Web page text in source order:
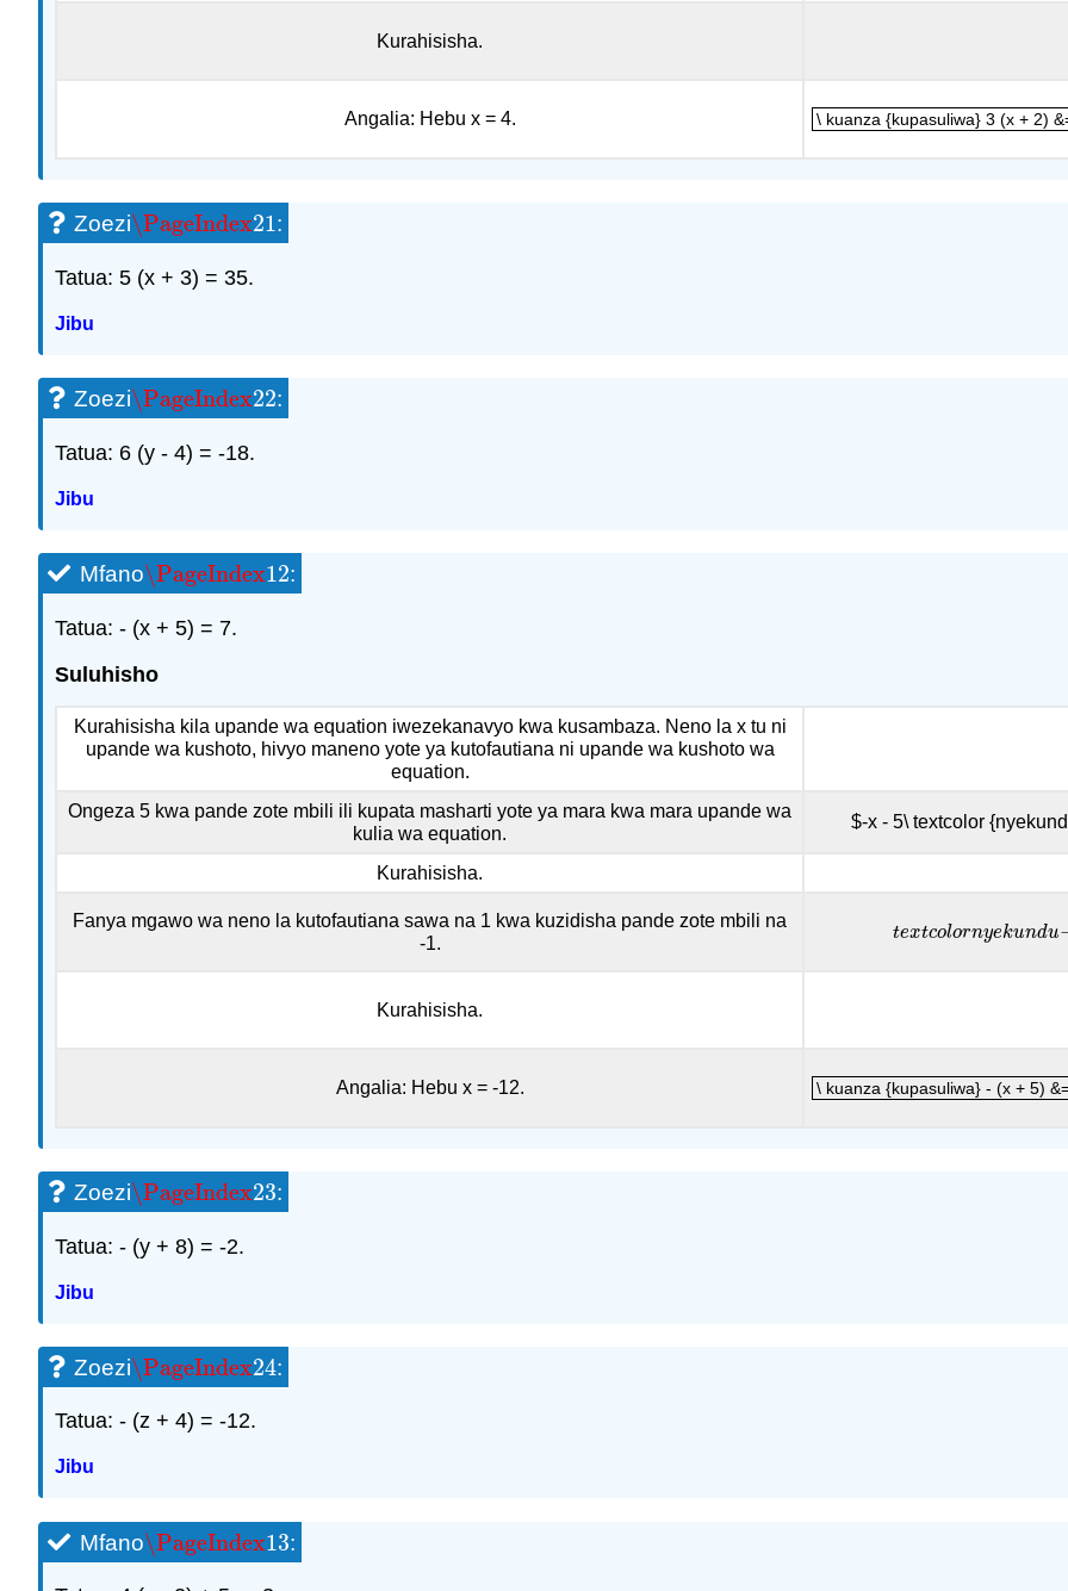
Kurahisisha.
Angalia: Hebu x = 4. \ kuanza {kupasuliwa} 3 (x + 2)
\ kuanza {kupasuliwa} 3 (x +
Zoezi\PageIndex21
\PageIndex21:
Tatua: 5 (x + 3) = 35.
Jibu
Zoezi\PageIndex22
\PageIndex22:
Tatua: 6 (y - 4) = -18.
Jibu
Mfano\PageIndex12
\PageIndex12:
Tatua: - (x + 5) = 7.
Suluhisho
Kurahisisha kila upande wa equation iwezekanavyo kwa kusambaza. Neno la x tu ni
upande wa kushoto, hivyo maneno yote ya kutofautiana ni upande wa kushoto wa
equation.
Ongeza 5 kwa pande zote mbili ili kupata masharti yote ya mara kwa mara upande wa
kulia wa equation.
$-x - 5\ textcolor
Kurahisisha.
Fanya mgawo wa neno la kutofautiana sawa na 1 kwa kuzidisha pande zote mbili na
-1.
textcolornyekundu
textcolornyekund
Kurahisisha.
Angalia: Hebu x = -12. \ kuanza {kupasuliwa} - (x + 5)
\ kuanza {kupasuliwa} - (x +
Zoezi\PageIndex23
\PageIndex23:
Tatua: - (y + 8) = -2.
Jibu
Zoezi\PageIndex24
\PageIndex24:
Tatua: - (z + 4) = -12.
Jibu
Mfano\PageIndex13
\PageIndex13: